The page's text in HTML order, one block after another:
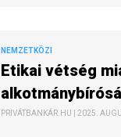
NEMZETKÖZI
Etikai vétség
PRIVÁTBANKÁR.HU | 2025.